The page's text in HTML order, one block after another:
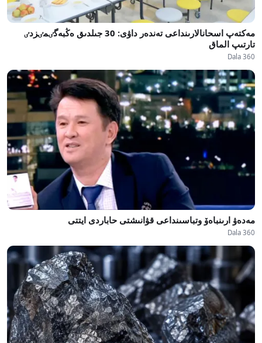
مەكتەپ اسحانالارىنداعى تەندەر داۋى: 30 جىلدىق ەڭبەگٸمٸزدٸ
تارتىپ الماق
Dala 360
مەدەۋ ارىنباەۆ وتباسىنداعى قۋانىشتى حاباردى ايتتى
Dala 360